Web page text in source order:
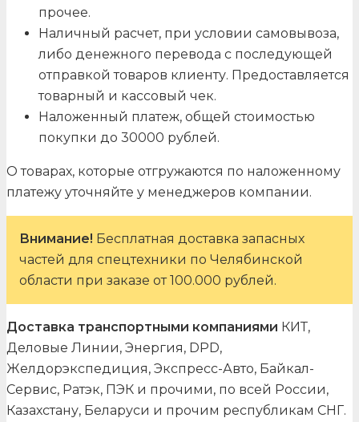
прочее.
Наличный расчет, при условии самовывоза,
либо денежного перевода с последующей
отправкой товаров клиенту. Предоставляется
товарный и кассовый чек.
Наложенный платеж, общей стоимостью
покупки до 30000 рублей.
О товарах, которые отгружаются по наложенному
платежу уточняйте у менеджеров компании.
Внимание! Бесплатная доставка запасных
частей для спецтехники по Челябинской
области при заказе от 100.000 рублей.
Доставка транспортными компаниями КИТ,
Деловые Линии, Энергия, DPD,
Желдорэкспедиция, Экспресс-Авто, Байкал-
Сервис, Ратэк, ПЭК и прочими, по всей России,
Казахстану, Беларуси и прочим республикам СНГ.